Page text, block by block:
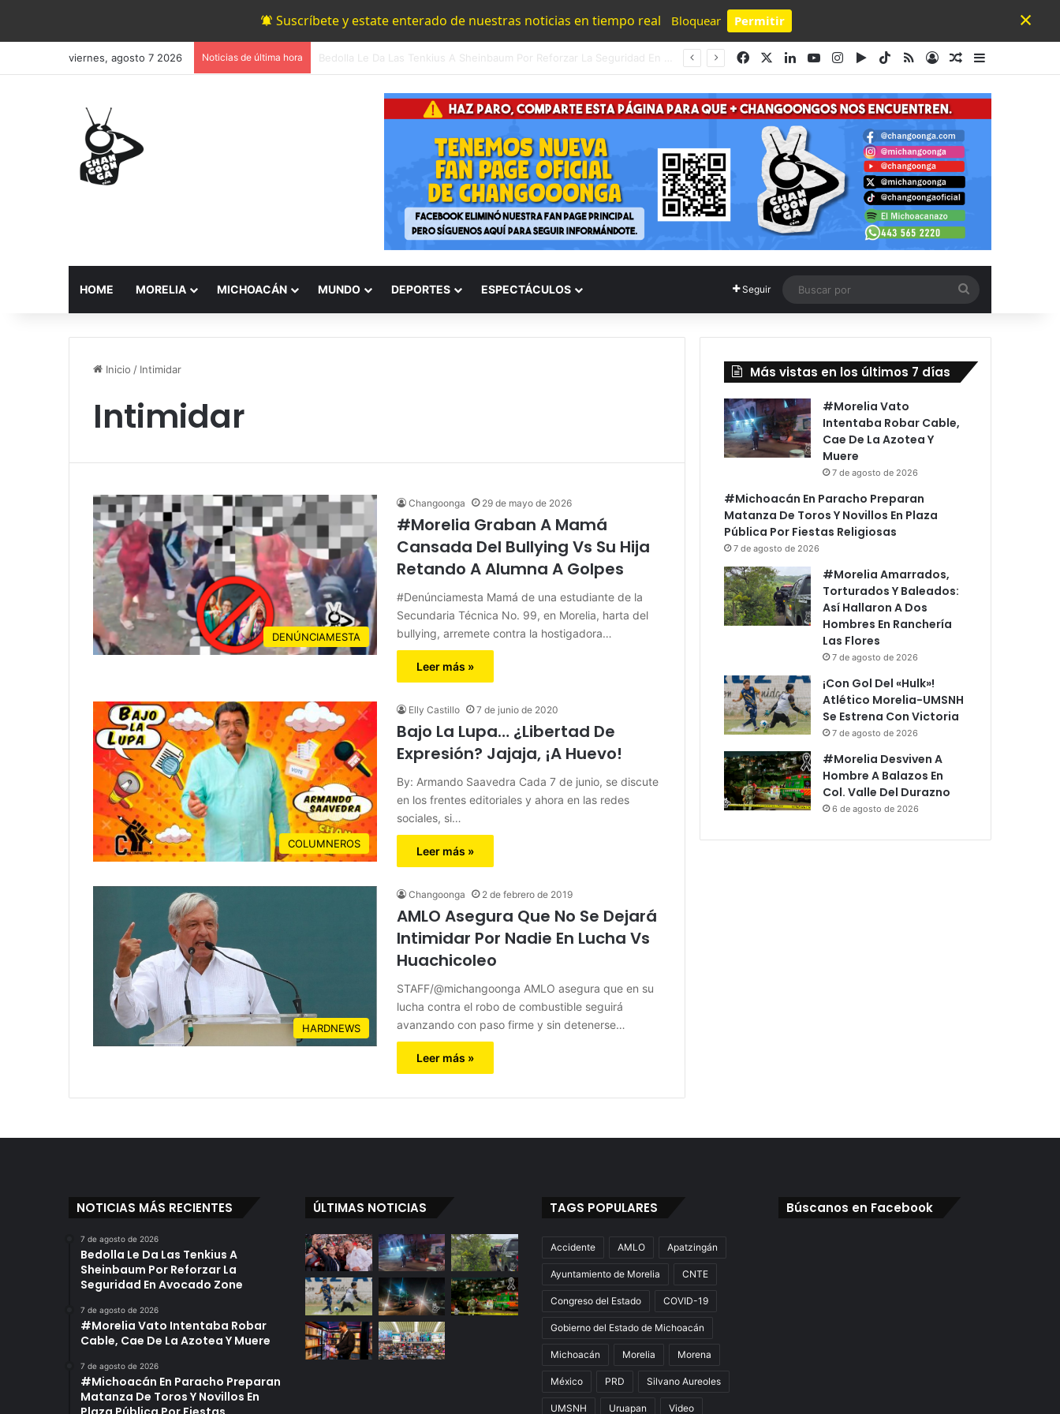
Suscríbete y estate enterado de nuestras noticias en tiempo real Bloquear Permitir
Powered by SendPulse
×
viernes, agosto 7 2026 Noticias de última hora #Morelia Vato Intentaba Robar Cable, Cae De La Azotea Y Muere FacebookLinkedInYouTubeInstagram
Google Play
TikTok
RSS AccesoPublicación al
HOME MORELIA MICHOACÁN MUNDO DEPORTES ESPECTÁCULOS Seguir
por
Inicio / Intimidar
Intimidar
DENÚNCIAMESTA
Changoonga 29 de mayo de 2026
#Morelia Graban A Mamá
Cansada Del Bullying Vs Su Hija
Retando A Alumna A Golpes
#Denúnciamesta Mamá de una estudiante de la
Secundaria Técnica No. 99, en Morelia, harta del
bullying, arremete contra la hostigadora…
Leer más »
COLUMNEROS
Elly Castillo 7 de junio de 2020
Bajo La Lupa… ¿Libertad De
Expresión? Jajaja, ¡A Huevo!
By: Armando Saavedra Cada 7 de junio, se discute
en los frentes editoriales y ahora en las redes
sociales, si…
Leer más »
HARDNEWS
Changoonga 2 de febrero de 2019
AMLO Asegura Que No Se Dejará
Intimidar Por Nadie En Lucha Vs
Huachicoleo
STAFF/@michangoonga AMLO asegura que en su
lucha contra el robo de combustible seguirá
avanzando con paso firme y sin detenerse…
Leer más »
Más vistas en los últimos 7 días
#Morelia Vato
Intentaba Robar Cable,
Cae De La Azotea Y
Muere
7 de agosto de 2026
#Michoacán En Paracho Preparan
Matanza De Toros Y Novillos En Plaza
Pública Por Fiestas Religiosas
7 de agosto de 2026
#Morelia Amarrados,
Torturados Y Baleados:
Así Hallaron A Dos
Hombres En Ranchería
Las Flores
7 de agosto de 2026
¡Con Gol Del «Hulk»!
Atlético Morelia-UMSNH
Se Estrena Con Victoria
7 de agosto de 2026
#Morelia Desviven A
Hombre A Balazos En
Col. Valle Del Durazno
6 de agosto de 2026
NOTICIAS MÁS RECIENTES
7 de agosto de 2026
Bedolla Le Da Las Tenkius A
Sheinbaum Por Reforzar La
Seguridad En Avocado Zone
7 de agosto de 2026
#Morelia Vato Intentaba Robar
Cable, Cae De La Azotea Y Muere
7 de agosto de 2026
#Michoacán En Paracho Preparan
Matanza De Toros Y Novillos En
ÚLTIMAS NOTICIAS TAGS POPULARES
Accidente AMLO Apatzingán
Ayuntamiento de Morelia CNTE
Congreso del Estado COVID-19
Gobierno del Estado de Michoacán
Michoacán Morelia Morena
México PRD Silvano Aureoles
UMSNH Uruapan Video
Búscanos en Facebook